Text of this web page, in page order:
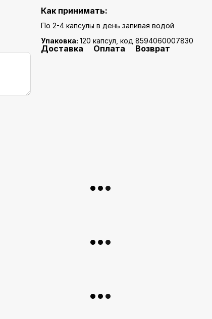
Как принимать:
По 2-4 капсулы в день запивая водой
Упаковка: 120 капсул, код 8594060007830
Доставка Оплата Возврат